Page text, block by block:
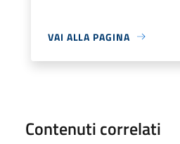
VAI ALLA PAGINA
Contenuti correlati